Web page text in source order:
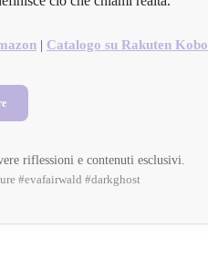
| Catalogo su Rakuten Kobo
riflessioni e contenuti esclusivi.
#evafairwald #darkghost